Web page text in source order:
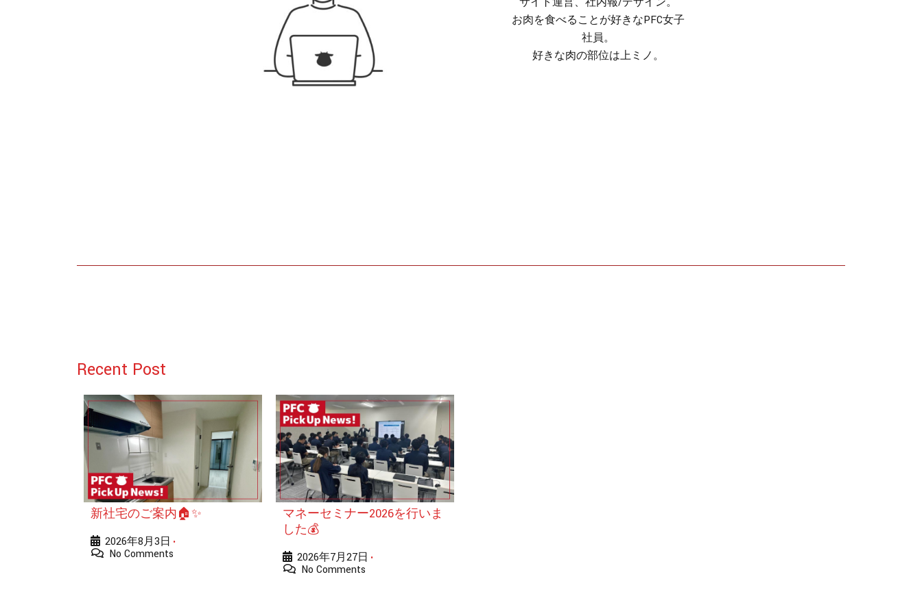
お肉を食べることが好きなPFC女子
社員。
好きな肉の部位は上ミノ。
Recent Post
新社宅のご案内🏠✨
2026年8月3日 •
No Comments
マネーセミナー2026を行いま
した💰
2026年7月27日 •
No Comments